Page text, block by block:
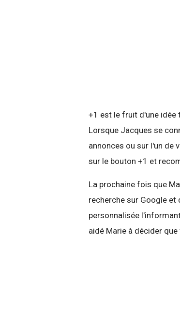
+1 est le fruit d'une idée
Lorsque Jacques se
annonces ou sur l'un de
sur le bouton +1 et
La prochaine fois que
recherche sur Google et
personnalisée
aidé Marie à décider